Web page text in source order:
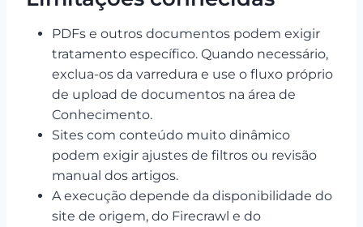
PDFs e outros documentos podem exigir
tratamento específico. Quando necessário,
exclua-os da varredura e use o fluxo próprio
de upload de documentos na área de
Conhecimento.
Sites com conteúdo muito dinâmico
podem exigir ajustes de filtros ou revisão
manual dos artigos.
A execução depende da disponibilidade do
site de origem, do Firecrawl e do